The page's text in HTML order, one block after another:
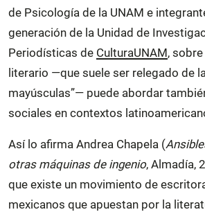
de Psicología de la UNAM e
generación de la Unidad de
Periodísticas de CulturaUNAM,
literario —que suele ser relegado de
mayúsculas”— puede abordar
sociales en contextos
Así lo afirma Andrea Chapela (
otras máquinas de ingenio, Almadía,
que existe un movimiento de
mexicanos que apuestan por la